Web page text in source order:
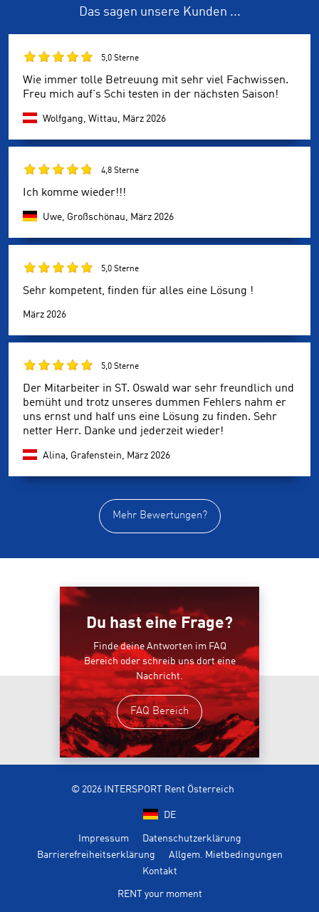
Das sagen unsere Kunden ...
5,0 Sterne
Wie immer tolle Betreuung mit sehr viel Fachwissen.
Freu mich auf's Schi testen in der nächsten Saison!
Wolfgang, Wittau, März 2026
4,8 Sterne
Ich komme wieder!!!
Uwe, Großschönau, März 2026
5,0 Sterne
Sehr kompetent, finden für alles eine Lösung !
März 2026
5,0 Sterne
Der Mitarbeiter in ST. Oswald war sehr freundlich und
bemüht und trotz unseres dummen Fehlers nahm er
uns ernst und half uns eine Lösung zu finden. Sehr
netter Herr. Danke und jederzeit wieder!
Alina, Grafenstein, März 2026
Mehr Bewertungen?
Du hast eine Frage?
Finde deine Antworten im FAQ
Bereich oder schreib uns dort eine
Nachricht.
FAQ Bereich
© 2026 INTERSPORT Rent Österreich
DE
Impressum
Datenschutzerklärung
Barrierefreiheitserklärung
Allgem. Mietbedingungen
Kontakt
RENT your moment